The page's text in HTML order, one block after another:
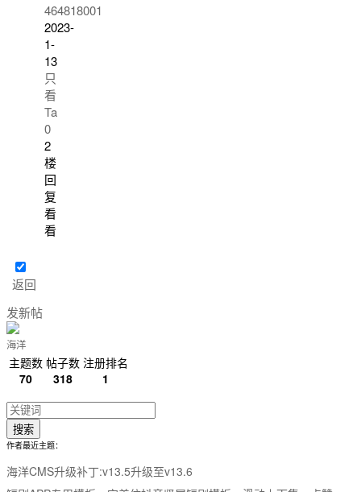
464818001
2023-
1-
13
只
看
Ta
0
2
楼
回
复
看
看
返回
发新帖
海洋
主题数
70
帖子数
318
注册排名
1
搜索
作者最近主题：
海洋CMS升级补丁:v13.5升级至v13.6